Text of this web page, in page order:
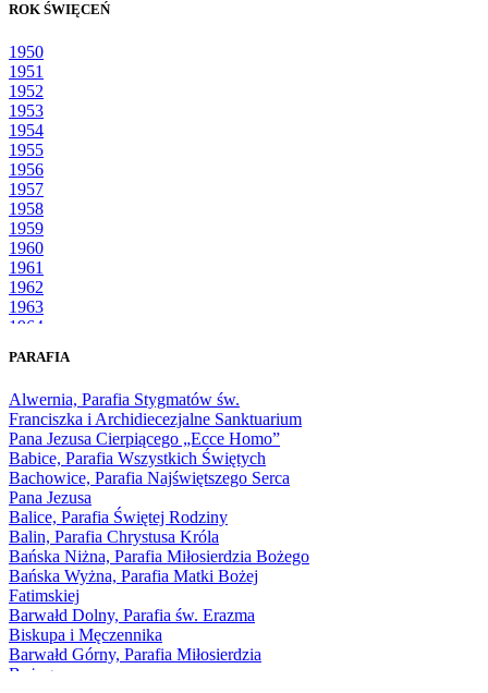
ROK ŚWIĘCEŃ
1950
1951
1952
1953
1954
1955
1956
1957
1958
1959
1960
1961
1962
1963
1964
1966
1968
1969
1970
1971
1972
1973
1974
1975
1976
1977
1978
1979
1980
1981
PARAFIA
Alwernia, Parafia Stygmatów św.
Franciszka i Archidiecezjalne Sanktuarium
Pana Jezusa Cierpiącego „Ecce Homo”
Babice, Parafia Wszystkich Świętych
Bachowice, Parafia Najświętszego Serca
Pana Jezusa
Balice, Parafia Świętej Rodziny
Balin, Parafia Chrystusa Króla
Bańska Niżna, Parafia Miłosierdzia Bożego
Bańska Wyżna, Parafia Matki Bożej
Fatimskiej
Barwałd Dolny, Parafia św. Erazma
Biskupa i Męczennika
Barwałd Górny, Parafia Miłosierdzia
Bożego